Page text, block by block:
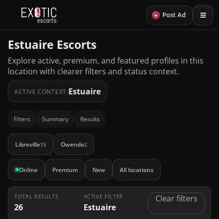
+ Post Ad
Estuaire Escorts
Explore active, premium, and featured profiles in this
location with clearer filters and status context.
ACTIVE CONTEXT:Estuaire
Filters Summary Results
Libreville15 Owendo2
Online Premium New All locations
TOTAL RESULTS
26
ACTIVE FILTER
Estuaire
Clear filters